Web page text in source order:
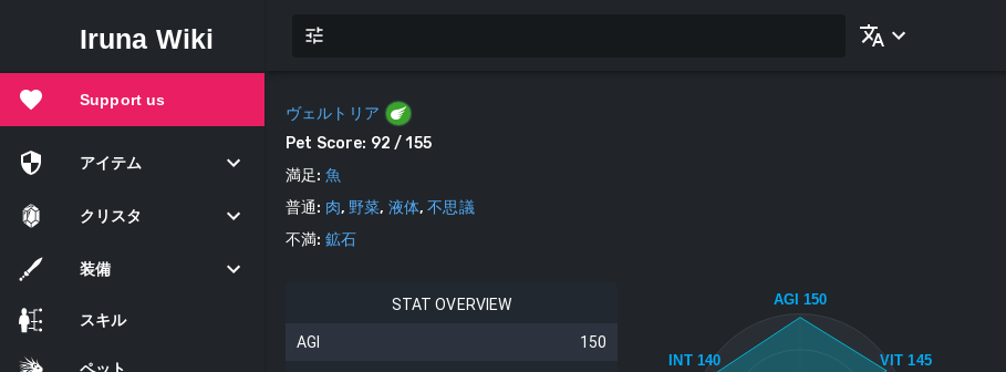
Iruna Wiki
Support us
アイテム
クリスタ
装備
スキル
ヴェルトリア
Pet Score: 92 / 155
満足: 魚
普通: 肉, 野菜, 液体,不思議
不満: 鉱石
STAT OVERVIEW
AGI 150
AGI 150
VIT 145
INT 140